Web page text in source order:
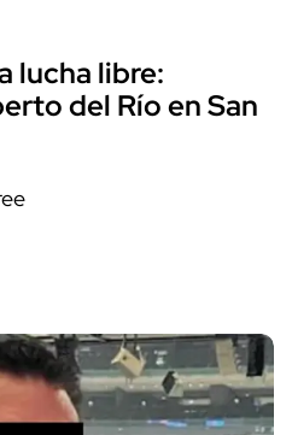
lucha libre:
del Río en San